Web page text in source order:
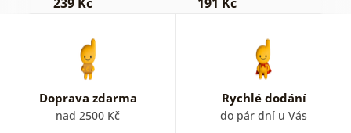
provedení
Doprava zdarma
nad 2500 Kč
Rychlé dodání
do pár dní u Vás